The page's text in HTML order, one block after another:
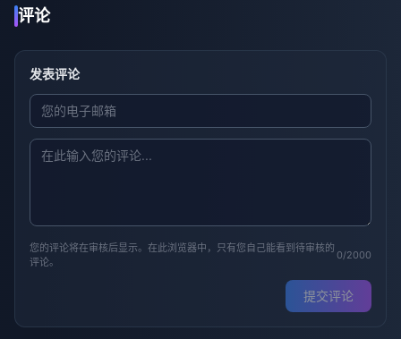
评论
发表评论
您的评论将在审核后显示。在此浏览器中，只有您自己能看到待审核的
评论。
0/2000
提交评论